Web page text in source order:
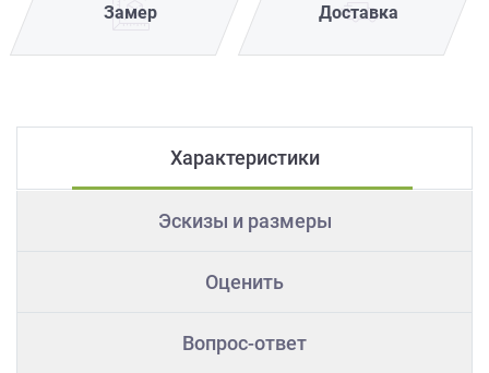
Замер Доставка
Характеристики
Эскизы и размеры
Оценить
Вопрос-ответ